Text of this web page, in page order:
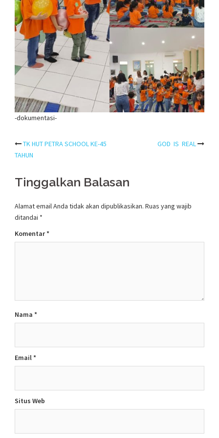
-dokumentasi-
Post
navigation
TK HUT PETRA SCHOOL KE-45
TAHUN
GOD IS REAL
Tinggalkan Balasan
Alamat email Anda tidak akan dipublikasikan. Ruas yang wajib
ditandai *
Komentar*
Nama *
Email*
Situs Web